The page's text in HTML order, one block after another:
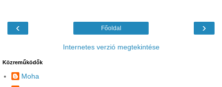
‹ ›
Főoldal
Internetes verzió megtekintése
Közreműködők
Moha